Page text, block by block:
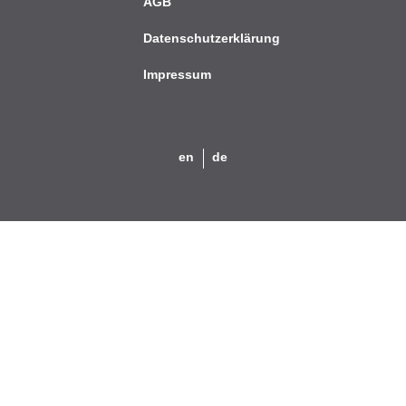
Datenschutzerklärung
Impressum
en de